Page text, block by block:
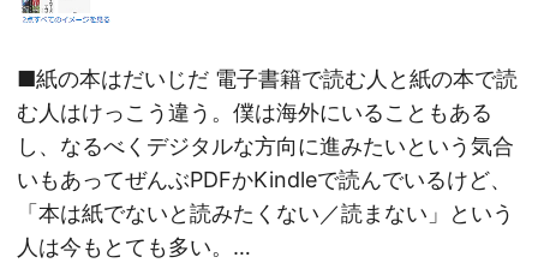
■紙の本はだいじだ 電子書籍で読む人と紙の本で読
む人はけっこう違う。僕は海外にいることもある
し、なるべくデジタルな方向に進みたいという気合
いもあってぜんぶPDFかKindleで読んでいるけど、
「本は紙でないと読みたくない／読まない」という
人は今もとても多い。…